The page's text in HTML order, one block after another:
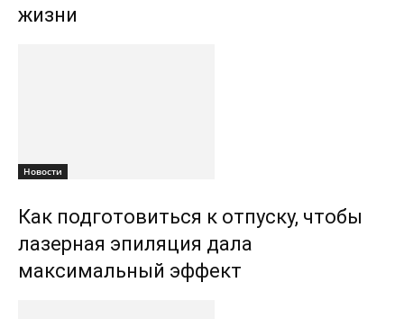
жизни
Новости
Как подготовиться к отпуску, чтобы
лазерная эпиляция дала
максимальный эффект